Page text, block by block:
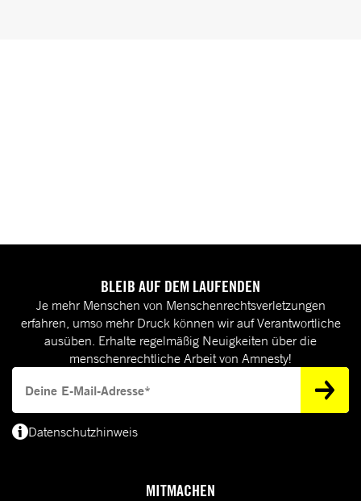
MITMACHEN
BLEIB AUF DEM LAUFENDEN
Je mehr Menschen von Menschenrechtsverletzungen
erfahren, umso mehr Druck können wir auf Verantwortliche
ausüben. Erhalte regelmäßig Neuigkeiten über die
menschenrechtliche Arbeit von Amnesty!
Datenschutzhinweis